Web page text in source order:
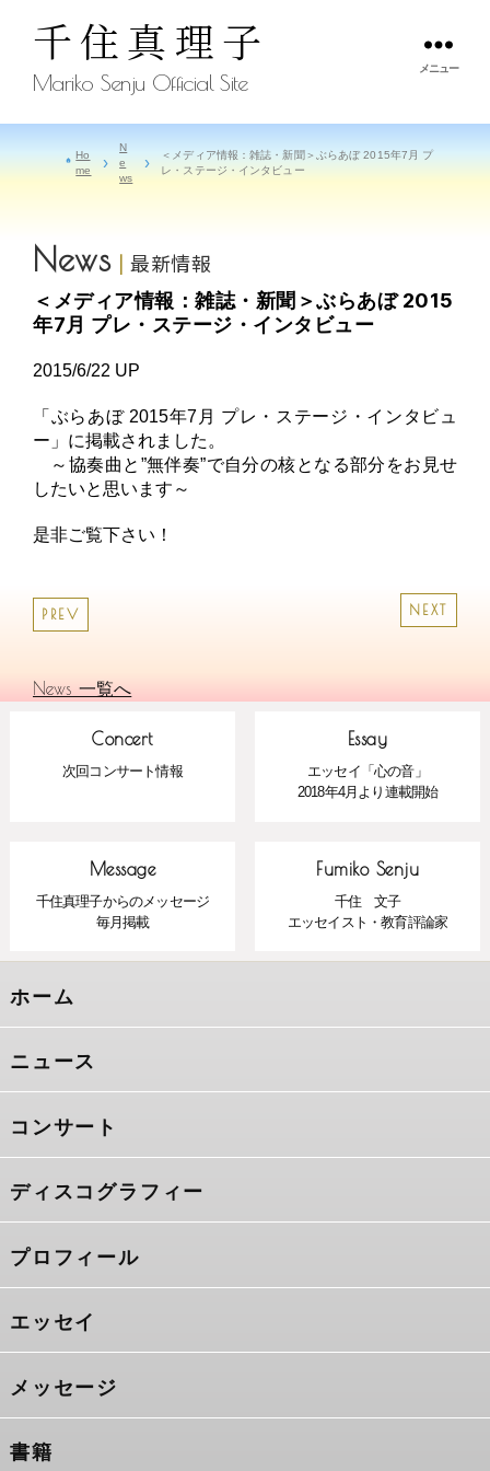
千住真理子
Mariko Senju Official Site
メニュー
Ho
me
N
e
ws
＜メディア情報：雑誌・新聞＞ぶらあぼ 2015年7月 プ
レ・ステージ・インタビュー
News
最新情報
＜メディア情報：雑誌・新聞＞ぶらあぼ 2015
年7月 プレ・ステージ・インタビュー
2015/6/22 UP
「ぶらあぼ 2015年7月 プレ・ステージ・インタビュ
ー」に掲載されました。
～協奏曲と”無伴奏”で自分の核となる部分をお見せ
したいと思います～
是非ご覧下さい！
PREV NEXT
News 一覧へ
Concert
次回コンサート情報
Essay
エッセイ「心の音」
2018年4月より連載開始
Message
千住真理子からのメッセージ
毎月掲載
Fumiko Senju
千住 文子
エッセイスト・教育評論家
ホーム
ニュース
コンサート
ディスコグラフィー
プロフィール
エッセイ
メッセージ
書籍